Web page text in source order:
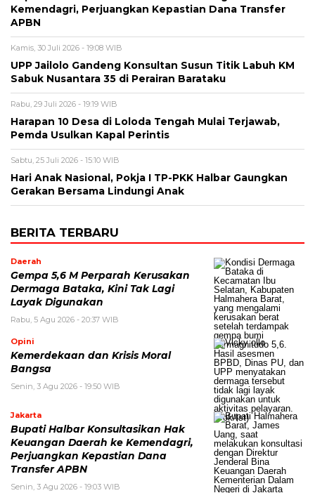
Kemendagri, Perjuangkan Kepastian Dana Transfer
APBN
Kamis, 30 Juli 2026 - 19:08 WIB
UPP Jailolo Gandeng Konsultan Susun Titik Labuh KM
Sabuk Nusantara 35 di Perairan Barataku
Rabu, 29 Juli 2026 - 19:19 WIB
Harapan 10 Desa di Loloda Tengah Mulai Terjawab,
Pemda Usulkan Kapal Perintis
Sabtu, 25 Juli 2026 - 15:10 WIB
Hari Anak Nasional, Pokja I TP-PKK Halbar Gaungkan
Gerakan Bersama Lindungi Anak
BERITA TERBARU
Daerah
Gempa 5,6 M Perparah Kerusakan
Dermaga Bataka, Kini Tak Lagi
Layak Digunakan
Rabu, 5 Agu 2026 - 20:37 WIB
Opini
Kemerdekaan dan Krisis Moral
Bangsa
Senin, 3 Agu 2026 - 19:50 WIB
Jakarta
Bupati Halbar Konsultasikan Hak
Keuangan Daerah ke Kemendagri,
Perjuangkan Kepastian Dana
Transfer APBN
Senin, 3 Agu 2026 - 19:03 WIB